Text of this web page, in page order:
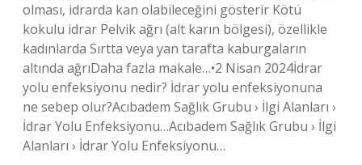
olması, idrarda kan olabileceğini gösterir Kötü
kokulu idrar Pelvik ağrı (alt karın bölgesi), özellikle
kadınlarda Sırtta veya yan tarafta kaburgaların
altında ağrıDaha fazla makale…•2 Nisan 2024İdrar
yolu enfeksiyonu nedir? İdrar yolu enfeksiyonuna
ne sebep olur?Acıbadem Sağlık Grubu › İlgi Alanları ›
İdrar Yolu Enfeksiyonu…Acıbadem Sağlık Grubu › İlgi
Alanları › İdrar Yolu Enfeksiyonu…